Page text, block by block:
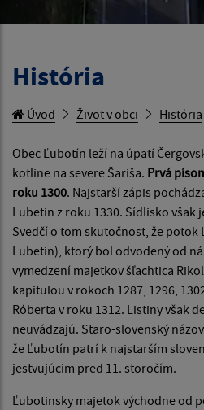
História
Úvod Život v obci História
Obec Ľubotín leží na úpätí
kotline na severe Šariša. Prvá
roku 1300. Najstarší zápis
Lubetin z roku 1330. Sídlisko však
Svedčí o tom skutočnosť, že potok
Lubetin), ktorý bol odvodený od
vymedzení majetkov šľachtica
kapitulou v rokoch 1287, 1296,
Róberta v roku 1312. Listiny však
neuvádzajú. Staro-slovenský
že Ľubotín patrí k najstarším
jestvujúcim pred 11. storočím.
Ľubotinsky majetok východne od